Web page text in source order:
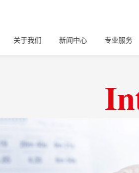
关于我们 新闻中心 专业服务